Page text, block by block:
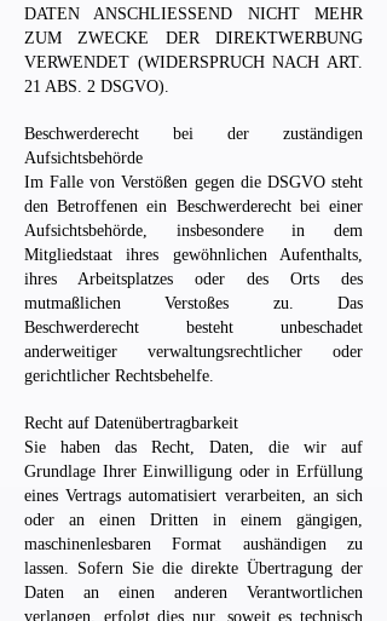
DATEN ANSCHLIESSEND NICHT MEHR
ZUM ZWECKE DER DIREKTWERBUNG
VERWENDET (WIDERSPRUCH NACH ART.
21 ABS. 2 DSGVO).
Beschwerderecht bei der zuständigen
Aufsichtsbehörde
Im Falle von Verstößen gegen die DSGVO steht
den Betroffenen ein Beschwerderecht bei einer
Aufsichtsbehörde, insbesondere in dem
Mitgliedstaat ihres gewöhnlichen Aufenthalts,
ihres Arbeitsplatzes oder des Orts des
mutmaßlichen Verstoßes zu. Das
Beschwerderecht besteht unbeschadet
anderweitiger verwaltungsrechtlicher oder
gerichtlicher Rechtsbehelfe.
Recht auf Datenübertragbarkeit
Sie haben das Recht, Daten, die wir auf
Grundlage Ihrer Einwilligung oder in Erfüllung
eines Vertrags automatisiert verarbeiten, an sich
oder an einen Dritten in einem gängigen,
maschinenlesbaren Format aushändigen zu
lassen. Sofern Sie die direkte Übertragung der
Daten an einen anderen Verantwortlichen
verlangen, erfolgt dies nur, soweit es technisch